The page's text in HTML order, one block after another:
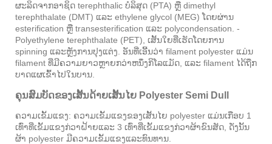
ຜະລິດຈາກອາຊິດ terephthalic ບໍລິສຸດ (PTA) ຫຼື dimethyl
terephthalate (DMT) ແລະ ethylene glycol (MEG) ໂດຍຜ່ານ
esterification ຫຼື transesterification ແລະ polycondensation. -
Polyethylene terephthalate (PET), ເສັ້ນໃຍທີ່ເຮັດໂດຍການ
spinning ແລະຫຼັງການປຸງແຕ່ງ. ອັນທີ່ເອີ້ນວ່າ filament polyester ແມ່ນ
filament ທີ່ມີຄວາມຍາວຫຼາຍກວ່າຫນຶ່ງກິໂລແມັດ, ແລະ filament ໄດ້ຖືກ
ບາດແຜເຂົ້າໄປໃນບານ.
ຄຸນສົມບັດຂອງເສັ້ນດ້າຍເສັ້ນໄຍ Polyester Semi Dull
ຄວາມເຂັ້ມແຂງ: ຄວາມເຂັ້ມແຂງຂອງເສັ້ນໄຍ polyester ແມ່ນເກືອບ 1
ເທົ່າທີ່ເຂັ້ມແຂງກ່ວາຝ້າຍແລະ 3 ເທົ່າທີ່ເຂັ້ມແຂງກ່ວາຜ້າຂົນສັດ, ດັ່ງນັ້ນ
ຜ້າ polyester ມີຄວາມເຂັ້ມແຂງແລະທົນທານ.